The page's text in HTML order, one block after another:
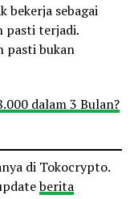
bekerja sebagai
pasti terjadi.
pasti bukan
dalam 3 Bulan?
di Tokocrypto.
berita